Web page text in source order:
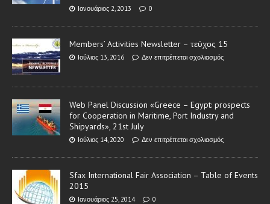
Ιανουάριος 2, 2013 0
Members’ Activities Newsletter – τεύχος 15
Ιούλιος 13, 2016 Δεν επιτρέπεται σχολιασμός
Web Panel Discussion «Greece – Egypt: prospects
for Cooperation in Maritime, Port Industry and
Shipyards», 21st July
Ιούλιος 14, 2020 Δεν επιτρέπεται σχολιασμός
Sfax International Fair Association – Table of Events
2015
Ιανουάριος 25, 2014 0